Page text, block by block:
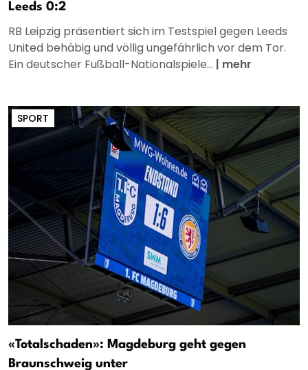
Leeds 0:2
RB Leipzig präsentiert sich im Testspiel gegen Leeds
United behäbig und völlig ungefährlich vor dem Tor.
Ein deutscher Fußball-Nationalspiele... | mehr
SPORT
«Totalschaden»: Magdeburg geht gegen
Braunschweig unter